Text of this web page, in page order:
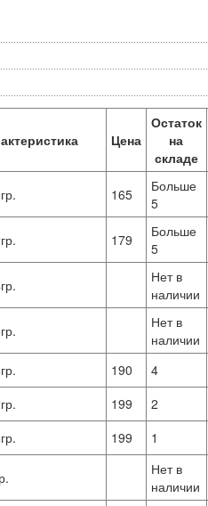
Цена
Остаток
на
складе
165
Больше
5
179
Больше
5
Нет в
наличии
Нет в
наличии
190 4
199 2
199 1
Нет в
наличии